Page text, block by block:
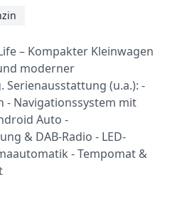
– Kompakter Kleinwagen
moderner
Serienausstattung (u.a.): -
- Navigationssystem mit
Auto -
& DAB-Radio - LED-
- Tempomat &